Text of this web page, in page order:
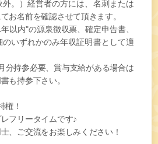
。）経営者の方には、名刺または
お名前を確認させて頂きます。
以内"の源泉徴収票、確定申告書、
いずれかのみ年収証明書として適
分持参必要、賞与支給がある場合は
も持参下さい。
権！
フリータイムです♪
、ご交流をお楽しみください！